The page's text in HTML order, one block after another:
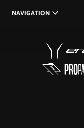
NAVIGATION